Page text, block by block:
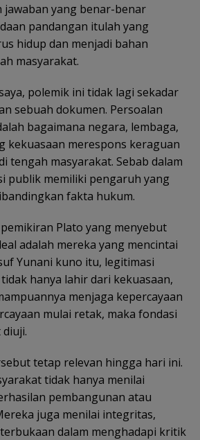
jawaban yang benar-benar
pandangan itulah yang
hidup dan menjadi bahan
masyarakat.
polemik ini tidak lagi sekadar
sebuah dokumen. Persoalan
bagaimana negara, lembaga,
kekuasaan merespons keraguan
tengah masyarakat. Sebab dalam
publik memiliki pengaruh yang
fakta hukum.
Plato yang menyebut
adalah mereka yang mencintai
Yunani kuno itu, legitimasi
hanya lahir dari kekuasaan,
menjaga kepercayaan
mulai retak, maka fondasi
tetap relevan hingga hari ini.
tidak hanya menilai
pembangunan atau
juga menilai integritas,
dalam menghadapi kritik